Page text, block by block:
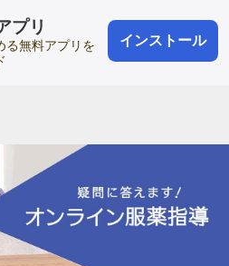
プリ
る無料アプリを
インストール
会員登録
登録1分